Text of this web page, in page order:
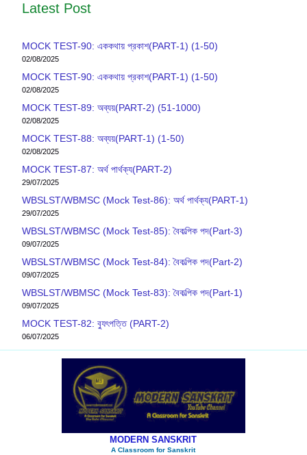
Latest Post
MOCK TEST-90: এককথায় প্রকাশ(PART-1) (1-50)
02/08/2025
MOCK TEST-90: এককথায় প্রকাশ(PART-1) (1-50)
02/08/2025
MOCK TEST-89: অব্যয়(PART-2) (51-1000)
02/08/2025
MOCK TEST-88: অব্যয়(PART-1) (1-50)
02/08/2025
MOCK TEST-87: অর্থ পার্থক্য(PART-2)
29/07/2025
WBSLST/WBMSC (Mock Test-86): অর্থ পার্থক্য(PART-1)
29/07/2025
WBSLST/WBMSC (Mock Test-85): বৈকল্পিক পদ(Part-3)
09/07/2025
WBSLST/WBMSC (Mock Test-84): বৈকল্পিক পদ(Part-2)
09/07/2025
WBSLST/WBMSC (Mock Test-83): বৈকল্পিক পদ(Part-1)
09/07/2025
MOCK TEST-82: ব‍্যুৎপত্তি (PART-2)
06/07/2025
MODERN SANSKRIT
A Classroom for Sanskrit